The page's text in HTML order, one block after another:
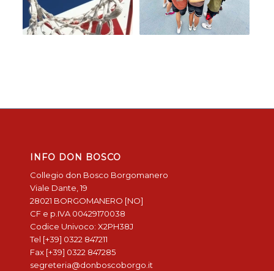
INFO DON BOSCO
Collegio don Bosco Borgomanero
Viale Dante, 19
28021 BORGOMANERO [NO]
CF e p.IVA 00429170038
Codice Univoco: X2PH38J
Tel [+39] 0322 847211
Fax [+39] 0322 847285
segreteria@donboscoborgo.it